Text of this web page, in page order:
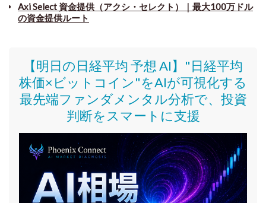
Axi Select 資金提供（アクシ・セレクト）｜最大100万ドル
の資金提供ルート
【明日の日経平均 予想 AI】"日経平均
株価×ビットコイン"をAIが可視化する
最先端ファンダメンタル分析で、投資
判断をスマートに支援